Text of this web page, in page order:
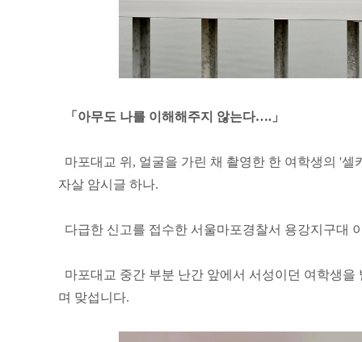
「아무도 나를 이해해주지 않는다….」
마포대교 위, 얼굴을 가린 채 촬영한 한 여학생의 '
자살 암시글 하나.
다급한 신고를 접수한 서울마포경찰서 용강지구대
마포대교 중간 부분 난간 앞에서 서성이던 여학생
며 맞섭니다.